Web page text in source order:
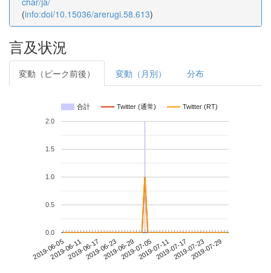
(info:doi/10.15036/arerugi.58.613)
言及状況
変動（ピーク前後） 変動（月別） 分布
合計 Twitter (通常) Twitter (RT)
2019-06-052019-06-112019-06-172019-06-232019-06-292019-07-052019-07-112019-07-172019-07-232019-07-29
0.0
0.5
1.0
1.5
2.0